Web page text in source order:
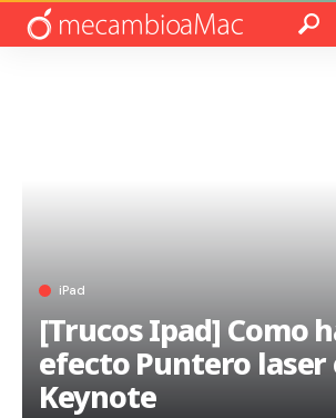
iPad
[Trucos Ipad] Como
efecto Puntero laser
Keynote